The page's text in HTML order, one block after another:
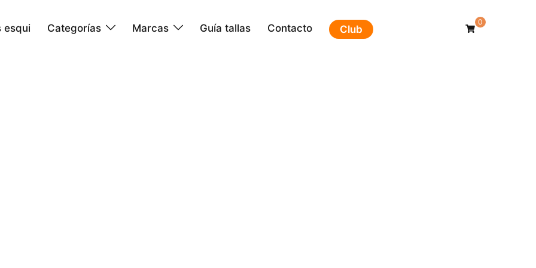
esqui Categorías Marcas Guía tallas Contacto Club
0
nieve no tiene por qué ser caro. Por eso
y snowboard
pasa por un proceso de revisión y preparación